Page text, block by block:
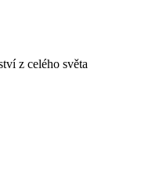
z celého světa